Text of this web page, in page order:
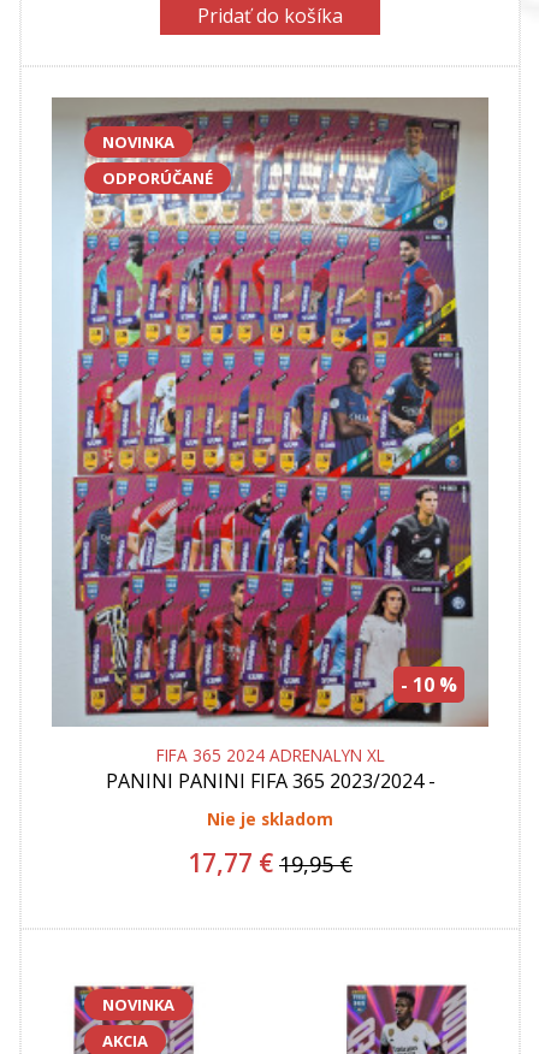
Pridať do košíka
- 10 %
NOVINKA
ODPORÚČANÉ
FIFA 365 2024 ADRENALYN XL
PANINI PANINI FIFA 365 2023/2024 -
UPGRADE SET 48 KARIET
Nie je skladom
17,77 € 19,95 €
NOVINKA
AKCIA